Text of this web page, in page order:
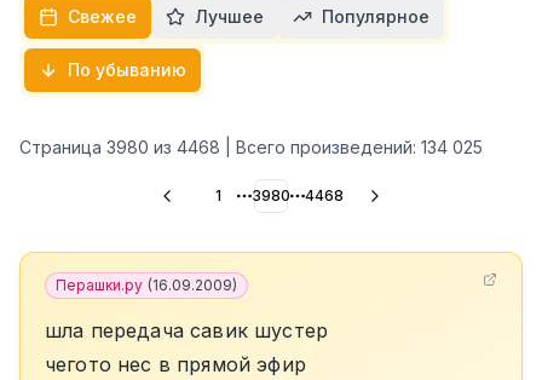
Свежее Лучшее Популярное
По убыванию
Страница 3980 из 4468 | Всего произведений: 134 025
1 More pages
3980 More pages
4468
Перашки.ру (16.09.2009)
шла передача савик шустер
чегото нес в прямой эфир